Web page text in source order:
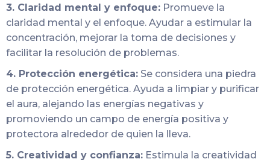
3. Claridad mental y enfoque: Promueve la
claridad mental y el enfoque. Ayudar a estimular la
concentración, mejorar la toma de decisiones y
facilitar la resolución de problemas.
4. Protección energética: Se considera una piedra
de protección energética. Ayuda a limpiar y purificar
el aura, alejando las energías negativas y
promoviendo un campo de energía positiva y
protectora alrededor de quien la lleva.
5. Creatividad y confianza: Estimula la creatividad